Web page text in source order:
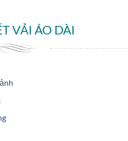
VẢI ÁO DÀI